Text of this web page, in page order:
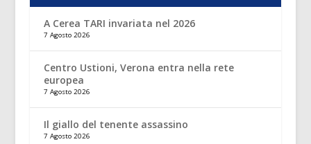
A Cerea TARI invariata nel 2026
7 Agosto 2026
Centro Ustioni, Verona entra nella rete
europea
7 Agosto 2026
Il giallo del tenente assassino
7 Agosto 2026